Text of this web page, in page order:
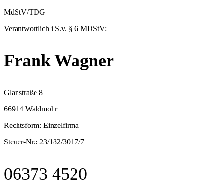
MdStV/TDG
Verantwortlich i.S.v. § 6 MDStV:
Frank Wagner
Glanstraße 8
66914 Waldmohr
Rechtsform: Einzelfirma
Steuer-Nr.: 23/182/3017/7
06373 4520